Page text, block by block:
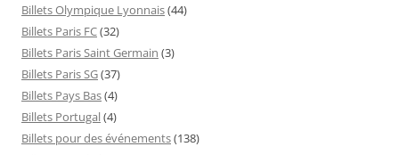
Billets Olympique Lyonnais(44)
Billets Paris FC(32)
Billets Paris Saint Germain (3)
Billets Paris SG(37)
Billets Pays Bas(4)
Billets Portugal(4)
Billets pour des événements(138)